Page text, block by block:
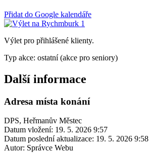
Přidat do Google kalendáře
Výlet pro přihlášené klienty.
Typ akce: ostatní (akce pro seniory)
Další informace
Adresa místa konání
DPS, Heřmanův Městec
Datum vložení: 19. 5. 2026 9:57
Datum poslední aktualizace: 19. 5. 2026 9:58
Autor: Správce Webu